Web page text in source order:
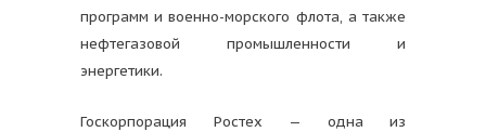
программ и военно-морского флота, а также
нефтегазовой промышленности и
энергетики.
Госкорпорация Ростех — одна из